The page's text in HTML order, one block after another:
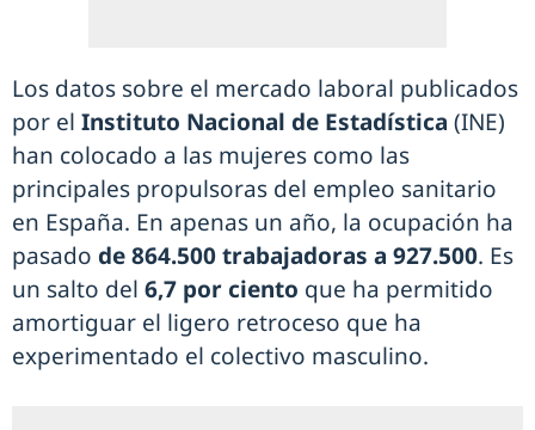
Los datos sobre el mercado laboral publicados
por el Instituto Nacional de Estadística (INE)
han colocado a las mujeres como las
principales propulsoras del empleo sanitario
en España. En apenas un año, la ocupación ha
pasado de 864.500 trabajadoras a 927.500. Es
un salto del 6,7 por ciento que ha permitido
amortiguar el ligero retroceso que ha
experimentado el colectivo masculino.